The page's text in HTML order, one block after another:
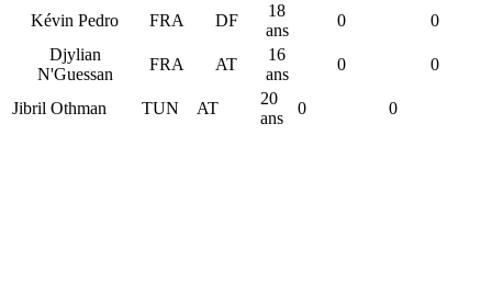
Kévin Pedro FRA DF
18
ans
0
0
Djylian
N'Guessan
FRA AT
16
ans
0 0
Jibril Othman TUN AT
20
ans
0 0